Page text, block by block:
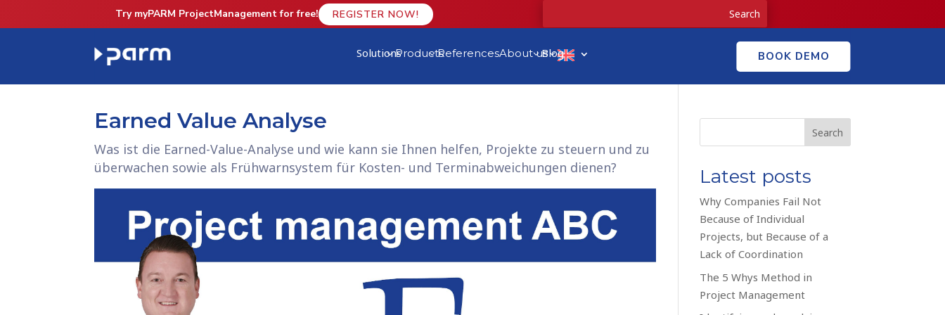
Try myPARM ProjectManagement for free! REGISTER NOW!
3
Solutions 3
ProductsReferences 3
About us3
Blog BOOK DEMO
Earned Value Analyse
Was ist die Earned-Value-Analyse und wie kann sie Ihnen helfen, Projekte zu steuern und zu
überwachen sowie als Frühwarnsystem für Kosten- und Terminabweichungen dienen?
Search
Latest posts
Why Companies Fail Not
Because of Individual
Projects, but Because of a
Lack of Coordination
The 5 Whys Method in
Project Management